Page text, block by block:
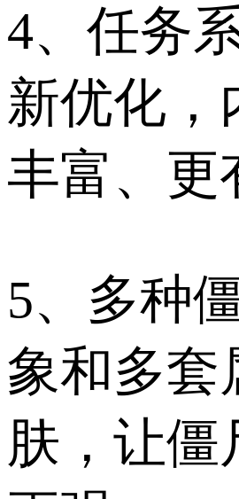
4、任务
新优化，
丰富、更
5、多种
象和多套
肤，让僵